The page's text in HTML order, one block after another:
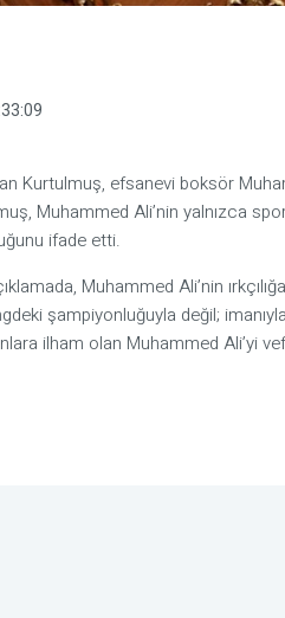
Kurtulmuş, efsanevi boksör
Muhammed Ali’nin yalnızca
ifade etti.
Muhammed Ali’nin
şampiyonluğuyla değil;
ilham olan Muhammed Ali’yi